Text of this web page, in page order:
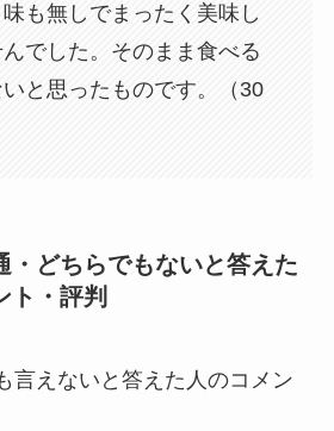
も無しでまったく美味し
でした。そのまま食べる
と思ったものです。（30
・どちらでもないと答えた
ト・評判
言えないと答えた人のコメン